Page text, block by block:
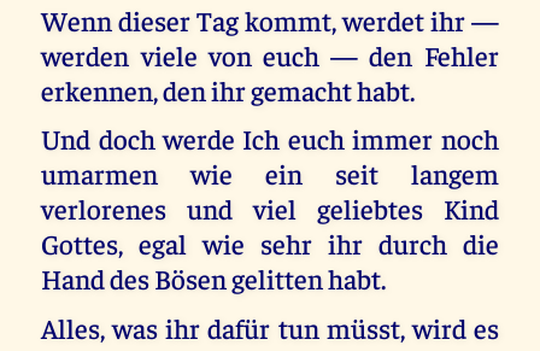
Wenn dieser Tag kommt, werdet ihr —
werden viele von euch — den Fehler
erkennen, den ihr gemacht habt.
Und doch werde Ich euch immer noch
umarmen wie ein seit langem
verlorenes und viel geliebtes Kind
Gottes, egal wie sehr ihr durch die
Hand des Bösen gelitten habt.
Alles, was ihr dafür tun müsst, wird es